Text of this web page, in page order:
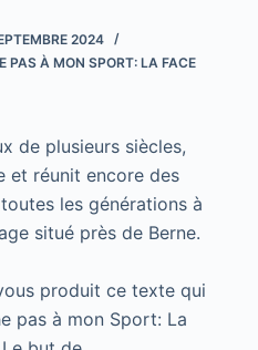
2024
PAS À MON SPORT: LA FACE
de plusieurs siècles,
et réunit encore des
les générations à
situé près de Berne.
produit ce texte qui
pas à mon Sport: La